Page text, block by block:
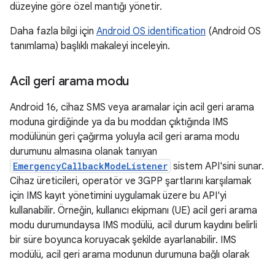
düzeyine göre özel mantığı yönetir.
Daha fazla bilgi için Android OS identification (Android OS
tanımlama) başlıklı makaleyi inceleyin.
Acil geri arama modu
Android 16, cihaz SMS veya aramalar için acil geri arama
moduna girdiğinde ya da bu moddan çıktığında IMS
modülünün geri çağırma yoluyla acil geri arama modu
durumunu almasına olanak tanıyan
EmergencyCallbackModeListener sistem API'sini sunar.
Cihaz üreticileri, operatör ve 3GPP şartlarını karşılamak
için IMS kayıt yönetimini uygulamak üzere bu API'yi
kullanabilir. Örneğin, kullanıcı ekipmanı (UE) acil geri arama
modu durumundaysa IMS modülü, acil durum kaydını belirli
bir süre boyunca koruyacak şekilde ayarlanabilir. IMS
modülü, acil geri arama modunun durumuna bağlı olarak